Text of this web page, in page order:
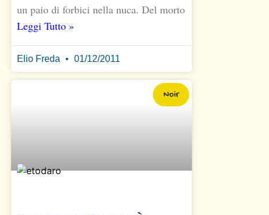
un paio di forbici nella nuca. Del morto
Leggi Tutto »
Elio Freda 01/12/2011
Noir